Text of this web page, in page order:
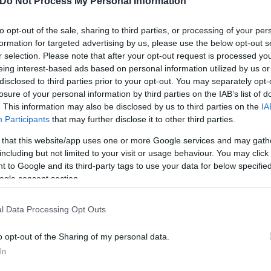
opt-out of the sale, sharing to third parties, or processing of your
for targeted advertising by us, please use the below opt-out
selection. Please note that after your opt-out request is processed
interest-based ads based on personal information utilized by us
to third parties prior to your opt-out. You may separately
of your personal information by third parties on the IAB’s list of
This information may also be disclosed by us to third parties on the
Participants that may further disclose it to other third parties.
that this website/app uses one or more Google services and may
but not limited to your visit or usage behaviour. You may
to Google and its third-party tags to use your data for below
consent section.
Data Processing Opt Outs
opt-out of the Sharing of my personal data.
αγωγή — διεγερτικά ή μη διεγερτικά
αποτελεσματικά. Ωστόσο, δεν λείπουν οι
λόγο αυτό, γονείς και ειδικοί αναζητούν
χωρίς να επιβαρύνουν το παιδί.
θεραπευτικών παρεμβάσεων». Πρόκειται
συγκεκριμένα γνωστικά δίκτυα του εγκεφάλου,
ότι, μέσα από επαναλαμβανόμενη εξάσκηση σε
νευρωνικά κυκλώματα.